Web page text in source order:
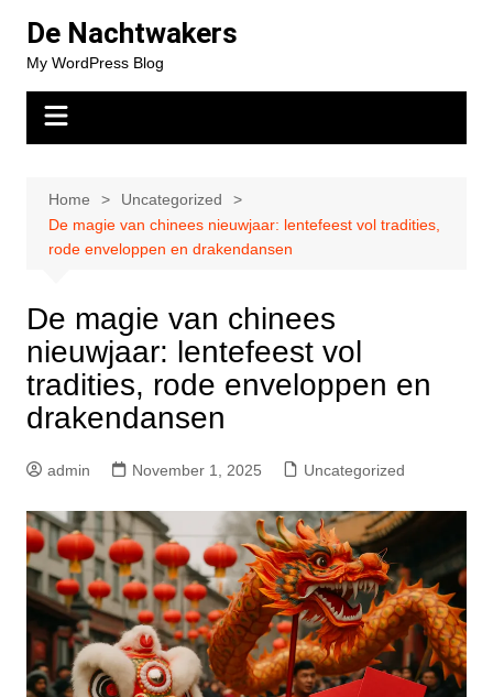
content
De Nachtwakers
My WordPress Blog
Home
Uncategorized
De magie van chinees nieuwjaar: lentefeest vol tradities,
rode enveloppen en drakendansen
De magie van chinees
nieuwjaar: lentefeest vol
tradities, rode enveloppen en
drakendansen
admin November 1, 2025 Uncategorized